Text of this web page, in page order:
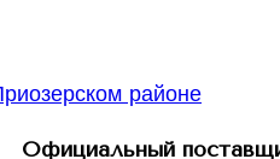
Официальный